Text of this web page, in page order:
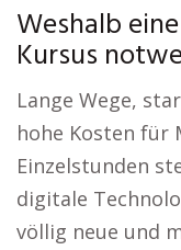
Weshalb
Kursus
Lange Wege,
hohe Kosten für
Einzelstunden
digitale
völlig neue und